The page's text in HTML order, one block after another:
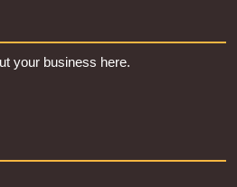
your business here.